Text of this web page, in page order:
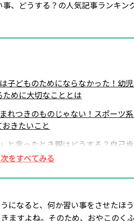
、どうする？の人気記事ランキン
子どものためにならなかった！幼
めに大切なこととは
れつきのものじゃない！スポーツ
きたいこと
と言ったとき親はどうする？自己
肝心！
でも大丈夫？」いま人気の幼児の
ス感覚、リズム感…「サッカース
つながる力が育まれる
になると、何か習い事をさせたほ
ますよね。そのため、おやこのく